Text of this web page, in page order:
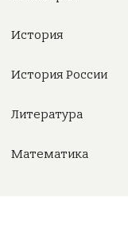
История
История России
Литература
Математика